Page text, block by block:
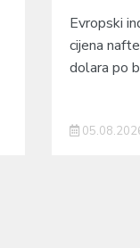
Evropski
cijena
dolara po